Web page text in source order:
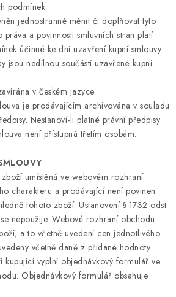
podmínek.
jednostranně měnit či doplňovat tyto
a povinnosti smluvních stran platí
účinné ke dni uzavření kupní smlouvy.
jsou nedílnou součástí uzavřené kupní
v českém jazyce.
je prodávajícím archivována v souladu
Nestanoví-li platné právní předpisy
není přístupná třetím osobám.
umístěná ve webovém rozhraní
charakteru a prodávající není povinen
tohoto zboží. Ustanovení § 1732 odst.
nepoužije. Webové rozhraní obchodu
a to včetně uvedení cen jednotlivého
včetně daně z přidané hodnoty.
kupující vyplní objednávkový formulář ve
Objednávkový formulář obsahuje